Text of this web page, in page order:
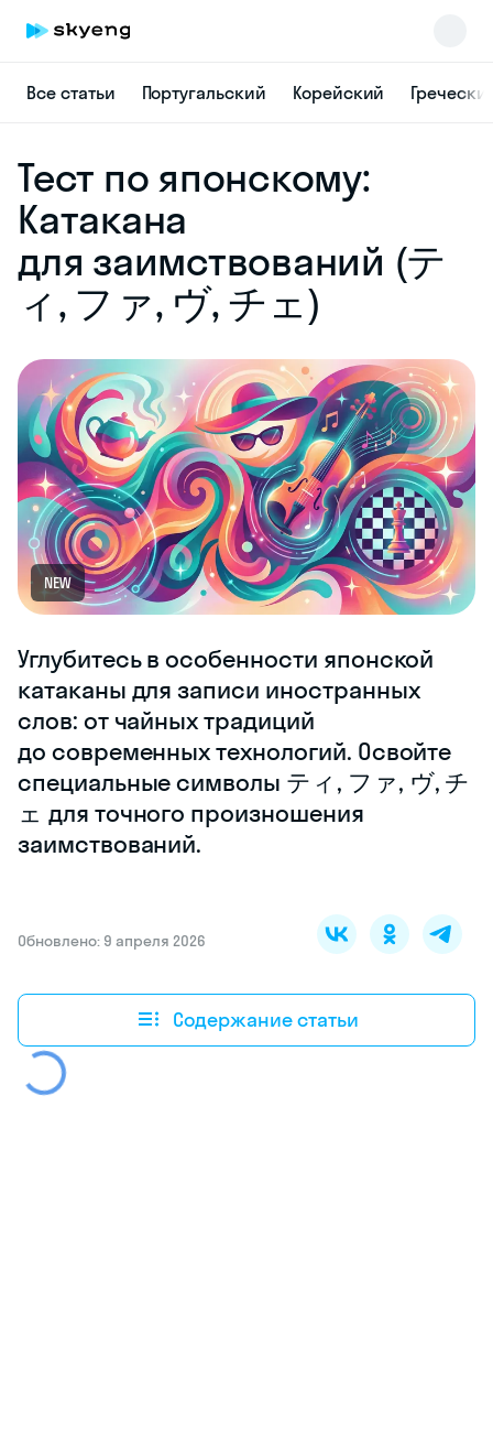
Все статьи Португальский Корейский
Тест по японскому:
Катакана
для заимствований (テ
ィ, ファ, ヴ, チェ)
NEW
Углубитесь в особенности японской
катаканы для записи иностранных
слов: от чайных традиций
до современных технологий. Освойте
специальные символы ティ, ファ, ヴ, チ
ェ для точного произношения
заимствований.
Обновлено: 9 апреля 2026
Содержание статьи
online